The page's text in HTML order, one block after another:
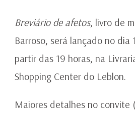
Breviário de afetos, livro de
Barroso, será lançado no dia
partir das 19 horas, na
Shopping Center do Leblon.
Maiores detalhes no convite